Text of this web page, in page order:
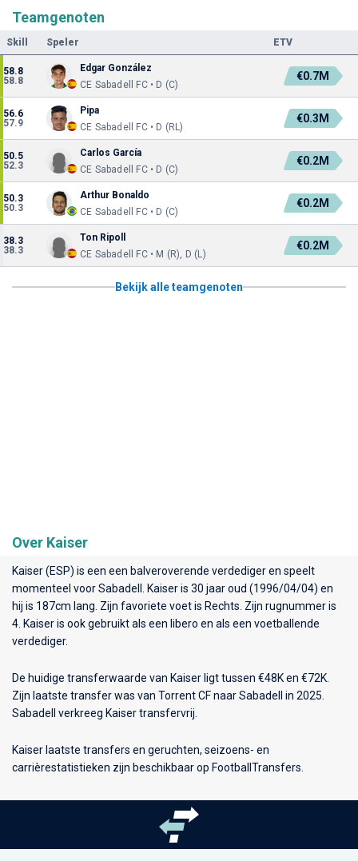
Teamgenoten
Skill Speler ETV
58.8
58.8
Edgar González
CE Sabadell FC • D (C)
€0.7M
56.6
57.9
Pipa
CE Sabadell FC • D (RL)
€0.3M
50.5
52.3
Carlos García
CE Sabadell FC • D (C)
€0.2M
50.3
50.3
Arthur Bonaldo
CE Sabadell FC • D (C)
€0.2M
38.3
38.3
Ton Ripoll
CE Sabadell FC • M (R), D (L)
€0.2M
Bekijk alle teamgenoten
Over Kaiser
Kaiser (ESP) is een een balveroverende verdediger en speelt
momenteel voorSabadell
. Kaiser is 30 jaar oud (1996/04/04) en
hij is 187cm lang. Zijn favoriete voet is Rechts. Zijn rugnummer is
4. Kaiser is ook gebruikt als een libero en als een voetballende
verdediger.
De huidige transferwaarde van Kaiser ligt tussen €48K en €72K.
Zijn laatste transfer was van Torrent CF naar Sabadell in 2025.
Sabadell verkreeg Kaiser transfervrij.
Kaiser laatste transfers en geruchten, seizoens- en
carrièrestatistieken zijn beschikbaar op FootballTransfers.